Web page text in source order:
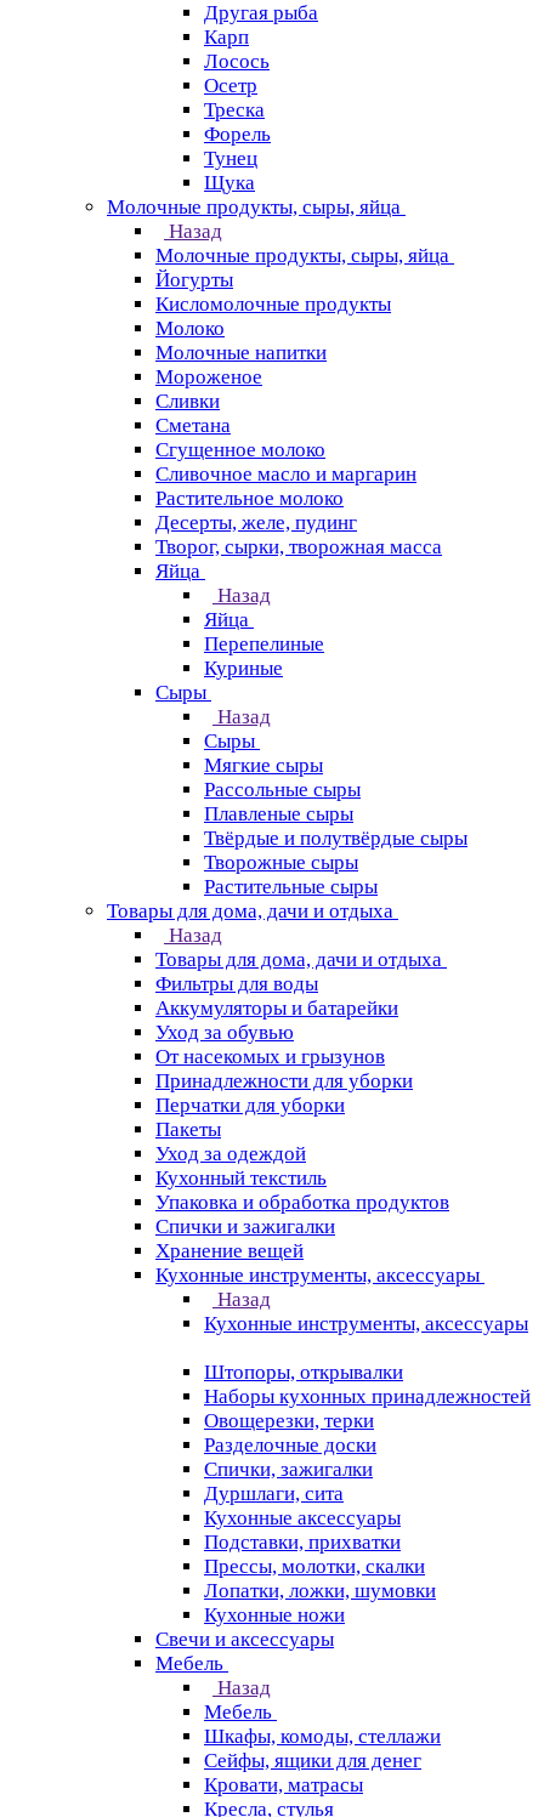
Другая рыба
Карп
Лосось
Осетр
Треска
Форель
Тунец
Щука
Молочные продукты, сыры, яйца
Назад
Молочные продукты, сыры, яйца
Йогурты
Кисломолочные продукты
Молоко
Молочные напитки
Мороженое
Сливки
Сметана
Сгущенное молоко
Сливочное масло и маргарин
Растительное молоко
Десерты, желе, пудинг
Творог, сырки, творожная масса
Яйца
Назад
Яйца
Перепелиные
Куриные
Сыры
Назад
Сыры
Мягкие сыры
Рассольные сыры
Плавленые сыры
Твёрдые и полутвёрдые сыры
Творожные сыры
Растительные сыры
Товары для дома, дачи и отдыха
Назад
Товары для дома, дачи и отдыха
Фильтры для воды
Аккумуляторы и батарейки
Уход за обувью
От насекомых и грызунов
Принадлежности для уборки
Перчатки для уборки
Пакеты
Уход за одеждой
Кухонный текстиль
Упаковка и обработка продуктов
Спички и зажигалки
Хранение вещей
Кухонные инструменты, аксессуары
Назад
Кухонные инструменты, аксессуары
Штопоры, открывалки
Наборы кухонных принадлежностей
Овощерезки, терки
Разделочные доски
Спички, зажигалки
Дуршлаги, сита
Кухонные аксессуары
Подставки, прихватки
Прессы, молотки, скалки
Лопатки, ложки, шумовки
Кухонные ножи
Свечи и аксессуары
Мебель
Назад
Мебель
Шкафы, комоды, стеллажи
Сейфы, ящики для денег
Кровати, матрасы
Кресла, стулья